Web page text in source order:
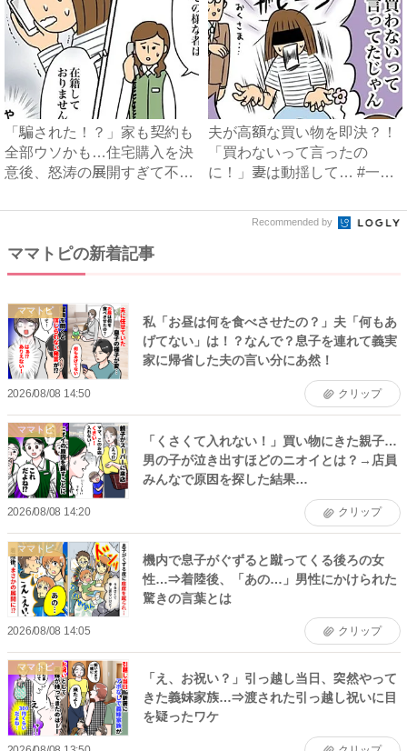
「騙された！？」家も契約も
全部ウソかも…住宅購入を決
意後、怒涛の展開すぎて不安
夫が高額な買い物を即決？！
「買わないって言ったの
に！」妻は動揺して… #一軒
Recommended by
ママトピの新着記事
ママトピ
私「お昼は何を食べさせたの？」夫「何もあ
げてない」は！？なんで？息子を連れて義実
家に帰省した夫の言い分にあ然！
2026/08/08 14:50 クリップ
ママトピ
「くさくて入れない！」買い物にきた親子…
男の子が泣き出すほどのニオイとは？→店員
みんなで原因を探した結果…
2026/08/08 14:20 クリップ
ママトピ
機内で息子がぐずると蹴ってくる後ろの女
性…⇒着陸後、「あの…」男性にかけられた
驚きの言葉とは
2026/08/08 14:05 クリップ
ママトピ
「え、お祝い？」引っ越し当日、突然やって
きた義妹家族…⇒渡された引っ越し祝いに目
を疑ったワケ